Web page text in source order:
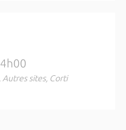
Autres sites, Corti